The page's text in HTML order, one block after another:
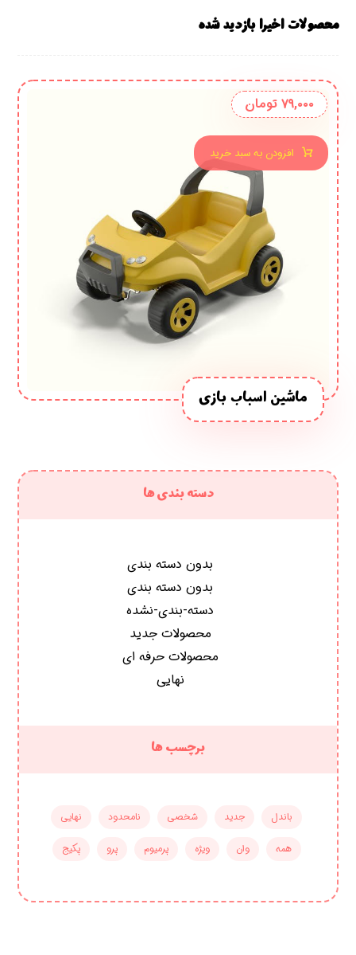
محصولات اخیرا بازدید شده
ماشین اسباب بازی
۷۹,۰۰۰ تومان
افزودن به سبد خرید
دسته بندی ها
بدون دسته بندی
بدون دسته بندی
دسته-بندی-نشده
محصولات جدید
محصولات حرفه ای
نهایی
برچسب ها
باندل جدید شخصی نامحدود نهایی
همه وان ویژه پرمیوم پرو پکیج